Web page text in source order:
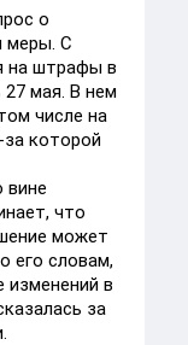
о
меры. С
на штрафы в
мая. В нем
числе на
которой
вине
что
может
его словам,
изменений в
за